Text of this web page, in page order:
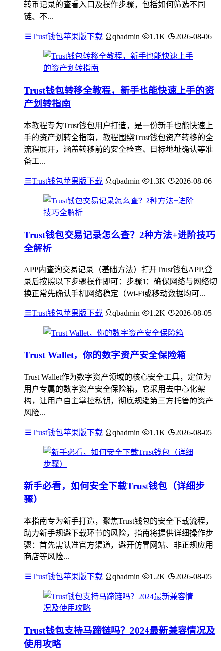
转币记录的查看入口及操作步骤，包括如何筛选不同
链、不...
Trust钱包苹果版下载 qbadmin 1.1K 2026-08-06
Trust钱包转移全教程，新手也能快速上手的资
产划转指南
本教程专为Trust钱包用户打造，是一份新手也能快速上
手的资产划转全指南，教程围绕Trust钱包资产转移的全
流程展开，涵盖转移前的安全检查、目标地址确认等准
备工...
Trust钱包苹果版下载 qbadmin 1.3K 2026-08-06
Trust钱包交易记录怎么查？2种方法+进阶技巧
全解析
APP内查询交易记录（基础方法）打开Trust钱包APP,登
录后按照以下步骤操作即可：步骤1：确保网络与网络切
换正常先确认手机网络稳定（Wi-Fi或移动数据均可...
Trust钱包苹果版下载 qbadmin 1.2K 2026-08-05
Trust Wallet，你的数字资产安全保险箱
Trust Wallet作为数字资产领域的核心安全工具，定位为
用户专属的数字资产安全保险箱，它采用去中心化架
构，让用户自主掌控私钥，彻底规避第三方托管的资产
风险...
Trust钱包苹果版下载 qbadmin 1.1K 2026-08-05
新手必看，如何安全下载Trust钱包（详细步
骤）
本指南专为新手打造，聚焦Trust钱包的安全下载流程，
助力新手规避下载环节的风险，指南将提供详细操作步
骤：首先需认准官方渠道，避开仿冒网站、非正规应用
商店等风险...
Trust钱包苹果版下载 qbadmin 1.2K 2026-08-05
Trust钱包支持马蹄链吗？2024最新兼容情况及
使用攻略